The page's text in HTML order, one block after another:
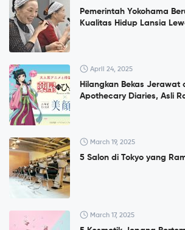
Pemerintah Yokohama
Kualitas Hidup Lansia
April 24, 2025
Hilangkan Bekas Jerawat
Apothecary Diaries, Asli
March 19, 2025
5 Salon di Tokyo yang
March 17, 2025